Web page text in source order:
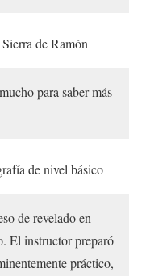
de Ramón
para saber más
de nivel básico
de revelado en
El instructor preparó
práctico,